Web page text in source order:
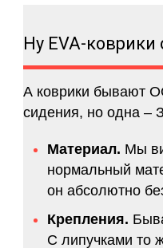
Ну EVA-
А коврики бывают
сидения, но одна –
Материал. Мы
нормальный
он абсолютно
Крепления.
С липучками то